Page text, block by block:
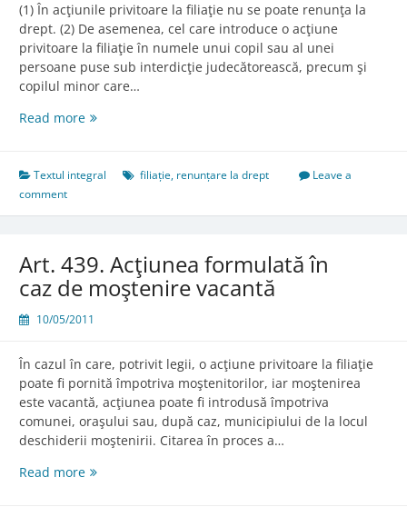
(1) În acţiunile privitoare la filiaţie nu se poate renunţa la
drept. (2) De asemenea, cel care introduce o acţiune
privitoare la filiaţie în numele unui copil sau al unei
persoane puse sub interdicţie judecătorească, precum şi
copilul minor care…
Read moreArt.
renunţării
Textul integral filiație, renunțare la drept
Leave a
comment
Art. 439. Acţiunea formulată în
caz de moştenire vacantă
10/05/2011
În cazul în care, potrivit legii, o acţiune privitoare la filiaţie
poate fi pornită împotriva moştenitorilor, iar moştenirea
este vacantă, acţiunea poate fi introdusă împotriva
comunei, oraşului sau, după caz, municipiului de la locul
deschiderii moştenirii. Citarea în proces a…
Read moreArt.